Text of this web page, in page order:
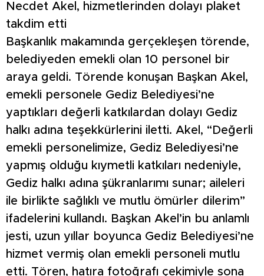
Necdet Akel, hizmetlerinden dolayı plaket
takdim etti
Başkanlık makamında gerçekleşen törende,
belediyeden emekli olan 10 personel bir
araya geldi. Törende konuşan Başkan Akel,
emekli personele Gediz Belediyesi’ne
yaptıkları değerli katkılardan dolayı Gediz
halkı adına teşekkürlerini iletti. Akel, “Değerli
emekli personelimize, Gediz Belediyesi’ne
yapmış olduğu kıymetli katkıları nedeniyle,
Gediz halkı adına şükranlarımı sunar; aileleri
ile birlikte sağlıklı ve mutlu ömürler dilerim”
ifadelerini kullandı. Başkan Akel’in bu anlamlı
jesti, uzun yıllar boyunca Gediz Belediyesi’ne
hizmet vermiş olan emekli personeli mutlu
etti. Tören, hatıra fotoğrafı çekimiyle sona